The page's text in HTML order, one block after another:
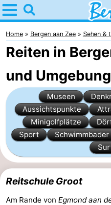
Home
Bergen
aan
Zee
Tipps
Für
kindern
Bergen
Schoorlser
Dünen
Übernachten
Appartements
-
Home Bergen aan Zee Sehen &
Reiten in
und Umgebung
Museen
Aussichtspunkte
Minigolfplätze
Sport
Schwimmbader
Reitschule Groot
Am Rande von Egmond aan